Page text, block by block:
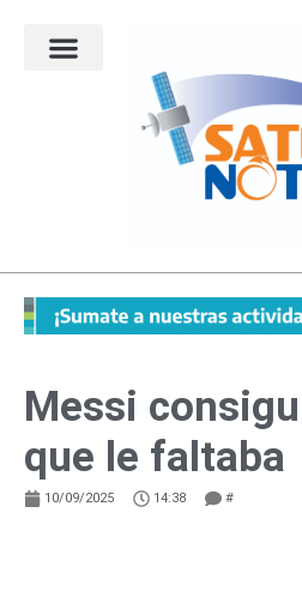
Messi
que le faltaba
10/09/2025 14:38 #